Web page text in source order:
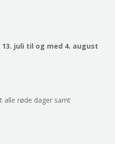
juli til og med 4. august
alle røde dager samt